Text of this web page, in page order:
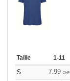
Taille 1-11
S 7.99 CHF